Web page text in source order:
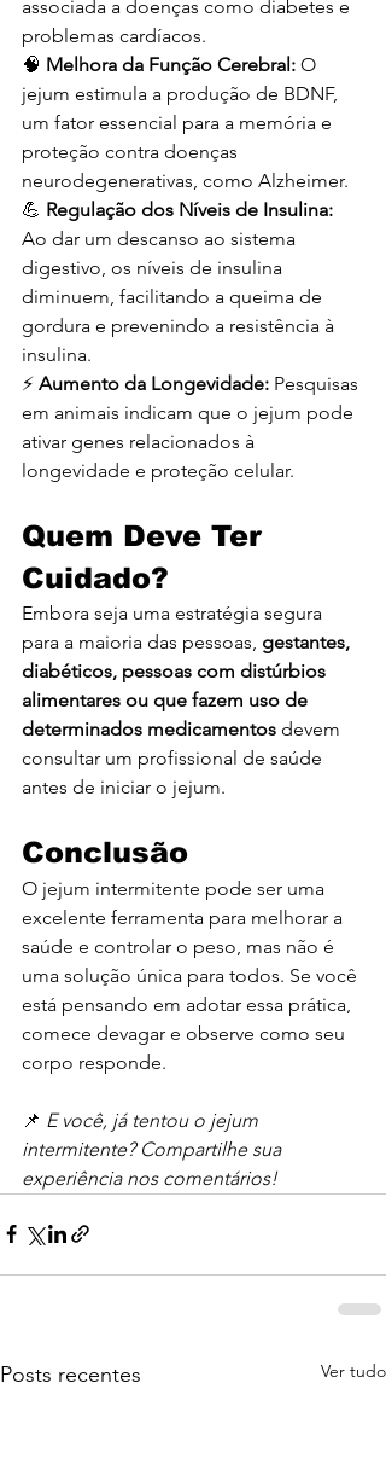
associada a doenças como diabetes e
problemas cardíacos.
🧠 Melhora da Função Cerebral: O
jejum estimula a produção de BDNF,
um fator essencial para a memória e
proteção contra doenças
neurodegenerativas, como Alzheimer.
💪 Regulação dos Níveis de Insulina:
Ao dar um descanso ao sistema
digestivo, os níveis de insulina
diminuem, facilitando a queima de
gordura e prevenindo a resistência à
insulina.
⚡ Aumento da Longevidade: Pesquisas
em animais indicam que o jejum pode
ativar genes relacionados à
longevidade e proteção celular.
Quem Deve Ter
Cuidado?
Embora seja uma estratégia segura
para a maioria das pessoas, gestantes,
diabéticos, pessoas com distúrbios
alimentares ou que fazem uso de
determinados medicamentos devem
consultar um profissional de saúde
antes de iniciar o jejum.
Conclusão
O jejum intermitente pode ser uma
excelente ferramenta para melhorar a
saúde e controlar o peso, mas não é
uma solução única para todos. Se você
está pensando em adotar essa prática,
comece devagar e observe como seu
corpo responde.
📌 E você, já tentou o jejum
intermitente? Compartilhe sua
experiência nos comentários!
Posts recentes Ver tudo